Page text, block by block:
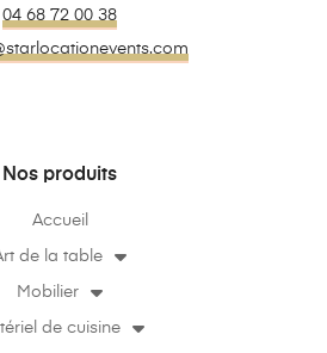
04 68 72 00 38
Nos produits
Accueil
de la table
Mobilier
de cuisine